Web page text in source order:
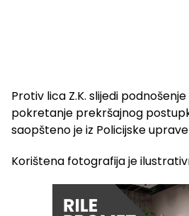
Protiv lica Z.K. slijedi
pokretanje prekršajnog
saopšteno je iz Policijske
Korištena fotografija je